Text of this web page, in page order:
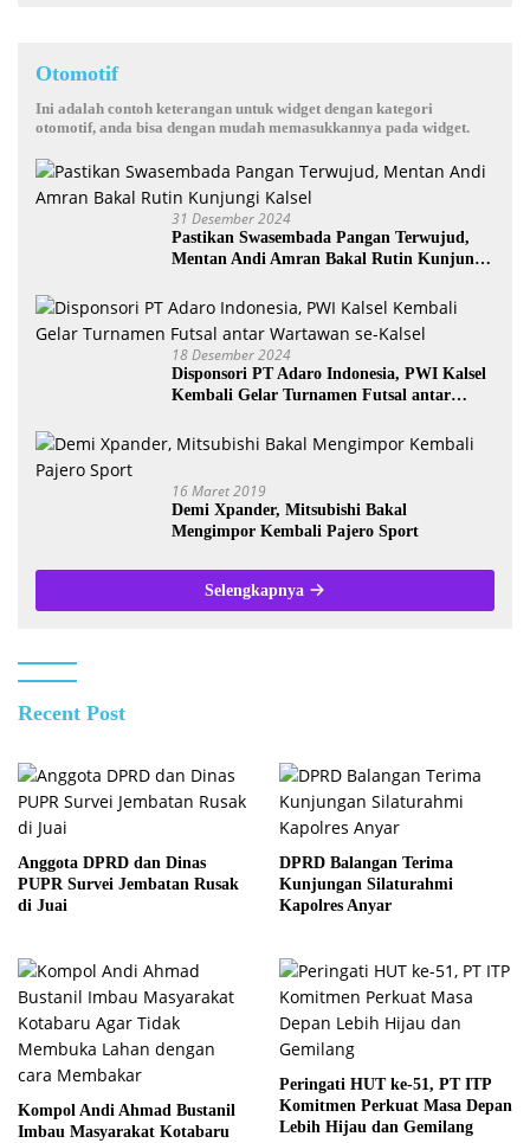
Otomotif
Ini adalah contoh keterangan untuk widget dengan kategori
otomotif, anda bisa dengan mudah memasukkannya pada widget.
31 Desember 2024
Pastikan Swasembada Pangan Terwujud,
Mentan Andi Amran Bakal Rutin Kunjungi
18 Desember 2024
Disponsori PT Adaro Indonesia, PWI Kalsel
Kembali Gelar Turnamen Futsal antar
16 Maret 2019
Demi Xpander, Mitsubishi Bakal
Mengimpor Kembali Pajero Sport
Selengkapnya
Recent Post
Anggota DPRD dan Dinas
PUPR Survei Jembatan Rusak
di Juai
DPRD Balangan Terima
Kunjungan Silaturahmi
Kapolres Anyar
Kompol Andi Ahmad Bustanil
Imbau Masyarakat Kotabaru
Peringati HUT ke-51, PT ITP
Komitmen Perkuat Masa Depan
Lebih Hijau dan Gemilang